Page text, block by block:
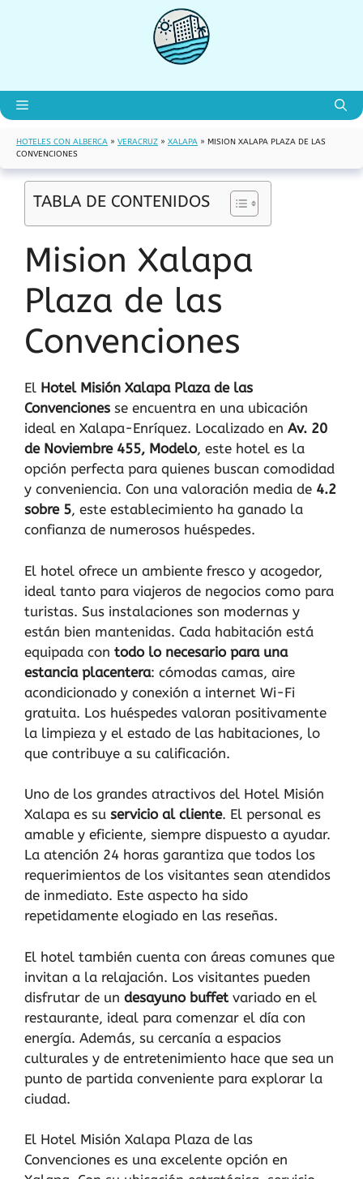
Menú
HOTELES CON ALBERCA » VERACRUZ » XALAPA » MISION XALAPA PLAZA DE LAS
CONVENCIONES
TABLA DE CONTENIDOS
Mision Xalapa
Plaza de las
Convenciones
El Hotel Misión Xalapa Plaza de las
Convenciones se encuentra en una ubicación
ideal en Xalapa-Enríquez. Localizado en Av. 20
de Noviembre 455, Modelo, este hotel es la
opción perfecta para quienes buscan comodidad
y conveniencia. Con una valoración media de 4.2
sobre 5, este establecimiento ha ganado la
confianza de numerosos huéspedes.
El hotel ofrece un ambiente fresco y acogedor,
ideal tanto para viajeros de negocios como para
turistas. Sus instalaciones son modernas y
están bien mantenidas. Cada habitación está
equipada con todo lo necesario para una
estancia placentera: cómodas camas, aire
acondicionado y conexión a internet Wi-Fi
gratuita. Los huéspedes valoran positivamente
la limpieza y el estado de las habitaciones, lo
que contribuye a su calificación.
Uno de los grandes atractivos del Hotel Misión
Xalapa es su servicio al cliente. El personal es
amable y eficiente, siempre dispuesto a ayudar.
La atención 24 horas garantiza que todos los
requerimientos de los visitantes sean atendidos
de inmediato. Este aspecto ha sido
repetidamente elogiado en las reseñas.
El hotel también cuenta con áreas comunes que
invitan a la relajación. Los visitantes pueden
disfrutar de un desayuno buffet variado en el
restaurante, ideal para comenzar el día con
energía. Además, su cercanía a espacios
culturales y de entretenimiento hace que sea un
punto de partida conveniente para explorar la
ciudad.
El Hotel Misión Xalapa Plaza de las
Convenciones es una excelente opción en